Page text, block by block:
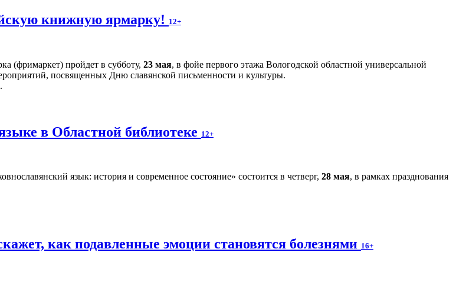
книжную ярмарку! 12+
(фримаркет) пройдет в субботу, 23 мая, в фойе первого этажа Вологодской областной универсальной
посвященных Дню славянской письменности и культуры.
.
в Областной библиотеке 12+
язык: история и современное состояние» состоится в четверг, 28 мая, в рамках празднования
как подавленные эмоции становятся болезнями 16+